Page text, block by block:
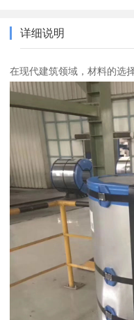
详细说明
在现代建筑领域，材料的选